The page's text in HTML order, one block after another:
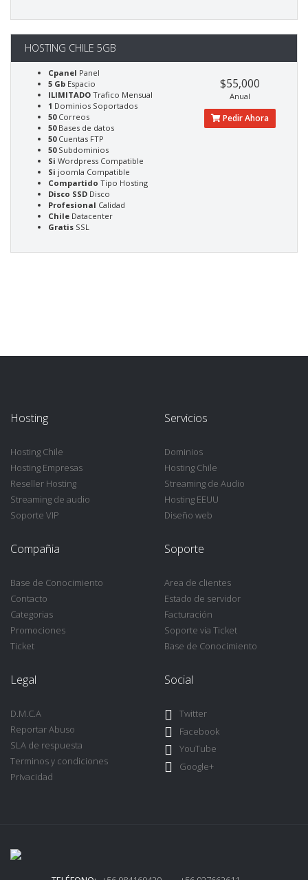
HOSTING CHILE 5GB
Cpanel Panel
5 Gb Espacio
ILIMITADO Trafico Mensual
1 Dominios Soportados
50Correos
50Bases de datos
50Cuentas FTP
50Subdominios
Si Wordpress Compatible
Si joomla Compatible
Compartido Tipo Hosting
Disco SSD Disco
Profesional Calidad
Chile Datacenter
Gratis SSL
$55,000
Anual
Pedir Ahora
Hosting
Hosting Chile
Hosting Empresas
Reseller Hosting
Streaming de audio
Soporte VIP
Servicios
Dominios
Hosting Chile
Streaming de Audio
Hosting EEUU
Diseño web
Compañia
Base de Conocimiento
Contacto
Categorias
Promociones
Ticket
Soporte
Area de clientes
Estado de servidor
Facturación
Soporte via Ticket
Base de Conocimiento
Legal
D.M.C.A
Reportar Abuso
SLA de respuesta
Terminos y condiciones
Privacidad
Social
Twitter
Facebook
YouTube
Google+